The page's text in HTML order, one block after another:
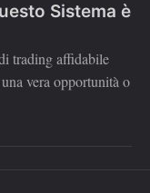
Sistema è
trading affidabile
vera opportunità o